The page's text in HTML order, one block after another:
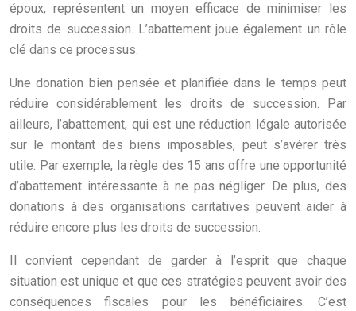
époux, représentent un moyen efficace de minimiser les
droits de succession. L’abattement joue également un rôle
clé dans ce processus.
Une donation bien pensée et planifiée dans le temps peut
réduire considérablement les droits de succession. Par
ailleurs, l’abattement, qui est une réduction légale autorisée
sur le montant des biens imposables, peut s’avérer très
utile. Par exemple, la règle des 15 ans offre une opportunité
d’abattement intéressante à ne pas négliger. De plus, des
donations à des organisations caritatives peuvent aider à
réduire encore plus les droits de succession.
Il convient cependant de garder à l’esprit que chaque
situation est unique et que ces stratégies peuvent avoir des
conséquences fiscales pour les bénéficiaires. C’est